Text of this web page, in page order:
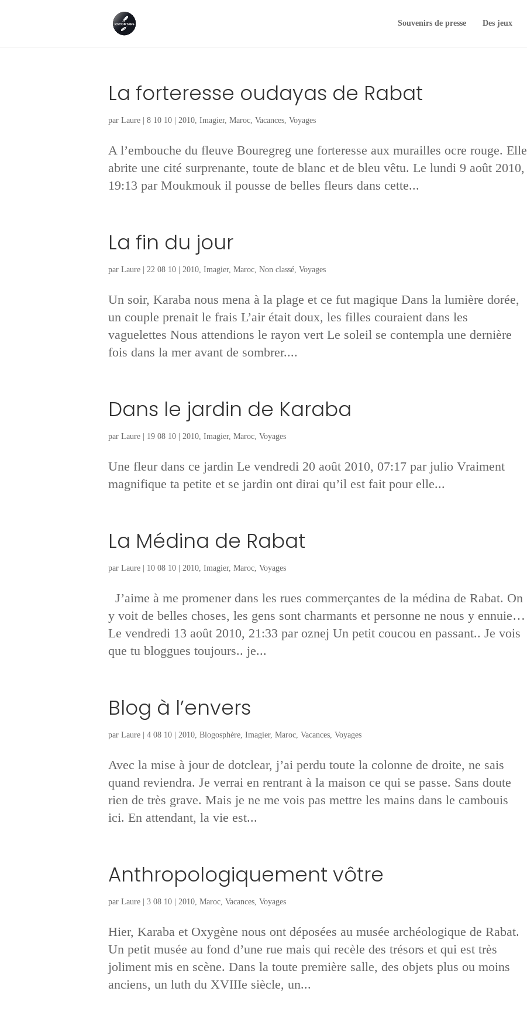
Souvenirs de presse Des jeux
La forteresse oudayas de Rabat
par Laure| 8 10 10| 2010, Imagier, Maroc, Vacances, Voyages
A l’embouche du fleuve Bouregreg une forteresse aux murailles ocre rouge. Elle
abrite une cité surprenante, toute de blanc et de bleu vêtu. Le lundi 9 août 2010,
19:13 par Moukmouk il pousse de belles fleurs dans cette...
La fin du jour
par Laure| 22 08 10| 2010, Imagier, Maroc, Non classé, Voyages
Un soir, Karaba nous mena à la plage et ce fut magique Dans la lumière dorée,
un couple prenait le frais L’air était doux, les filles couraient dans les
vaguelettes Nous attendions le rayon vert Le soleil se contempla une dernière
fois dans la mer avant de sombrer....
Dans le jardin de Karaba
par Laure| 19 08 10| 2010, Imagier, Maroc, Voyages
Une fleur dans ce jardin Le vendredi 20 août 2010, 07:17 par julio Vraiment
magnifique ta petite et se jardin ont dirai qu’il est fait pour elle...
La Médina de Rabat
par Laure| 10 08 10| 2010, Imagier, Maroc, Voyages
J’aime à me promener dans les rues commerçantes de la médina de Rabat. On
y voit de belles choses, les gens sont charmants et personne ne nous y ennuie…
Le vendredi 13 août 2010, 21:33 par oznej Un petit coucou en passant.. Je vois
que tu bloggues toujours.. je...
Blog à l’envers
par Laure| 4 08 10| 2010, Blogosphère, Imagier, Maroc, Vacances, Voyages
Avec la mise à jour de dotclear, j’ai perdu toute la colonne de droite, ne sais
quand reviendra. Je verrai en rentrant à la maison ce qui se passe. Sans doute
rien de très grave. Mais je ne me vois pas mettre les mains dans le cambouis
ici. En attendant, la vie est...
Anthropologiquement vôtre
par Laure| 3 08 10| 2010, Maroc, Vacances, Voyages
Hier, Karaba et Oxygène nous ont déposées au musée archéologique de Rabat.
Un petit musée au fond d’une rue mais qui recèle des trésors et qui est très
joliment mis en scène. Dans la toute première salle, des objets plus ou moins
anciens, un luth du XVIIIe siècle, un...